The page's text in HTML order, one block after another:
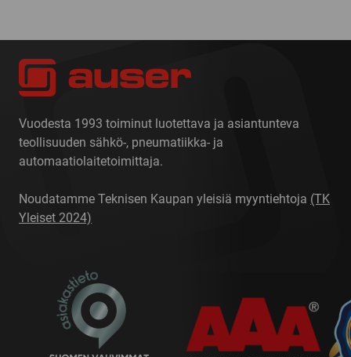
Vuodesta 1993 toiminut luotettava ja asiantunteva
teollisuuden sähkö-, pneumatiikka- ja
automaatiolaitetoimittaja.
Noudatamme Teknisen Kaupan yleisiä myyntiehtoja (TK
Yleiset 2024)